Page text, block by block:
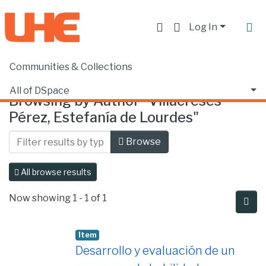
Log In
Communities & Collections
All of DSpace
Home Browse by Author
Browsing by Author "Villacreses
Pérez, Estefanía de Lourdes"
Browse
All browse results
Now showing 1 - 1 of 1
Item
Desarrollo y evaluación de un